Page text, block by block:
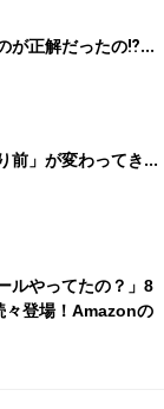
が正解だったの⁉︎
題」にぐるぐる大葛
前」が変わってき
るキッズデザイン
ルやってたの？」8
々登場！Amazonの